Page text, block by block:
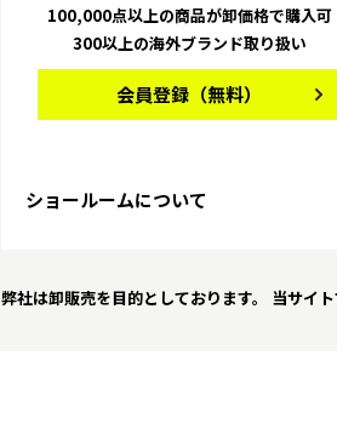
100,000点以上の商品が卸価格で購入可
300以上の海外ブランド取り扱い
会員登録 （無料）
ショールームについて
弊社は卸販売を目的としております。 当サイ